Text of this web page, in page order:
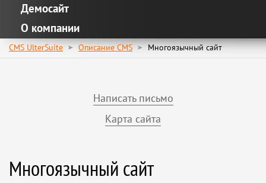
Демосайт
О компании
CMS UlterSuite Описание CMS Многоязычный сайт
Написать письмо
Карта сайта
Многоязычный сайт